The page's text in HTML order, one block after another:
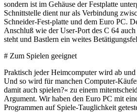
sondern ist im Gehäuse der Festplatte
Schnittstelle dient nur als Verbindung
Schneider-Fest-platte und dem Euro PC.
Anschluß wie der User-Port des C 64
steht und Bastlern ein weites
# Zum Spielen geeignet
Praktisch jeder Heimcomputer wird ab
Und so wird für manchen Computer-
damit auch spielen?« zu einem
Argument. Wir haben den Euro PC mit
Programmen auf Spiele-Tauglichkeit